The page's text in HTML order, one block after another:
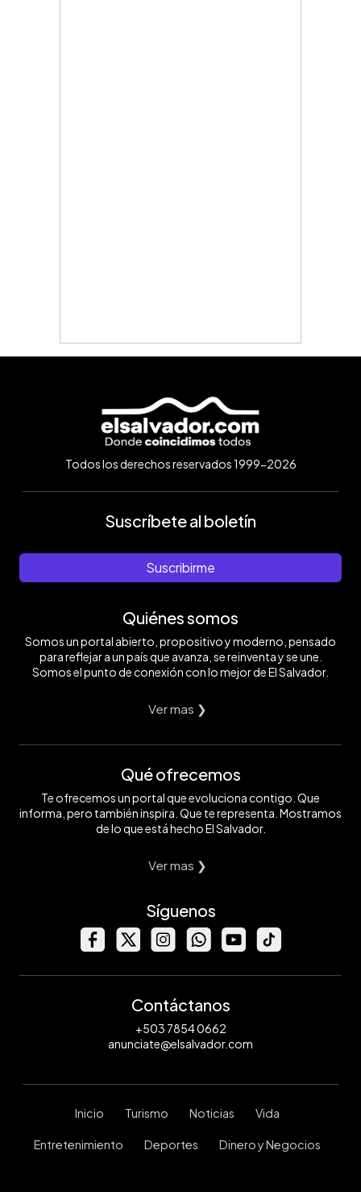
Todos los derechos reservados 1999-2026
Suscríbete al boletín
Suscribirme
Quiénes somos
Somos un portal abierto, propositivo y moderno, pensado
para reflejar a un país que avanza, se reinventa y se une.
Somos el punto de conexión con lo mejor de El Salvador.
Ver mas ❯
Qué ofrecemos
Te ofrecemos un portal que evoluciona contigo. Que
informa, pero también inspira. Que te representa. Mostramos
de lo que está hecho El Salvador.
Ver mas ❯
Síguenos
Contáctanos
+503 7854 0662
anunciate@elsalvador.com
Inicio Turismo Noticias Vida
Entretenimiento Deportes Dinero y Negocios